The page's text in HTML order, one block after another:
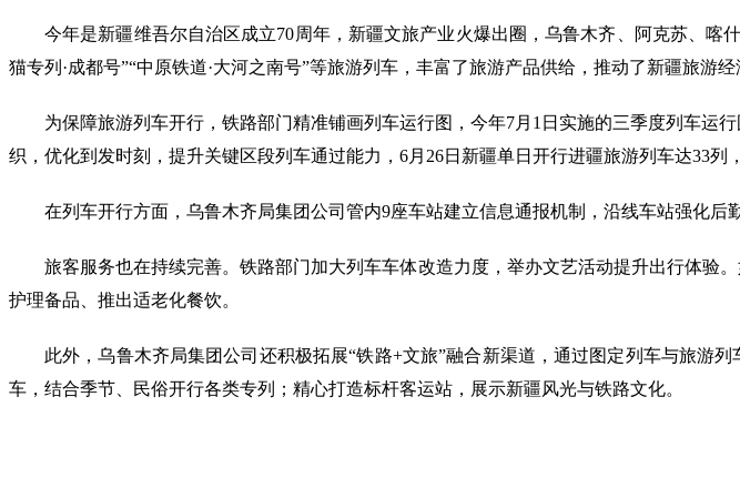
今年是新疆维吾尔自治区成立70周年，新疆文旅产业火爆出圈，乌鲁木齐、阿克苏、
猫专列·成都号”“中原铁道·大河之南号”等旅游列车，丰富了旅游产品供给，推动了新疆旅游经
为保障旅游列车开行，铁路部门精准铺画列车运行图，今年7月1日实施的三季度列车运
织，优化到发时刻，提升关键区段列车通过能力，6月26日新疆单日开行进疆旅游列车达33列
在列车开行方面，乌鲁木齐局集团公司管内9座车站建立信息通报机制，沿线车站强化后
旅客服务也在持续完善。铁路部门加大列车车体改造力度，举办文艺活动提升出行体验
护理备品、推出适老化餐饮。
此外，乌鲁木齐局集团公司还积极拓展“铁路+文旅”融合新渠道，通过图定列车与旅游
车，结合季节、民俗开行各类专列；精心打造标杆客运站，展示新疆风光与铁路文化。